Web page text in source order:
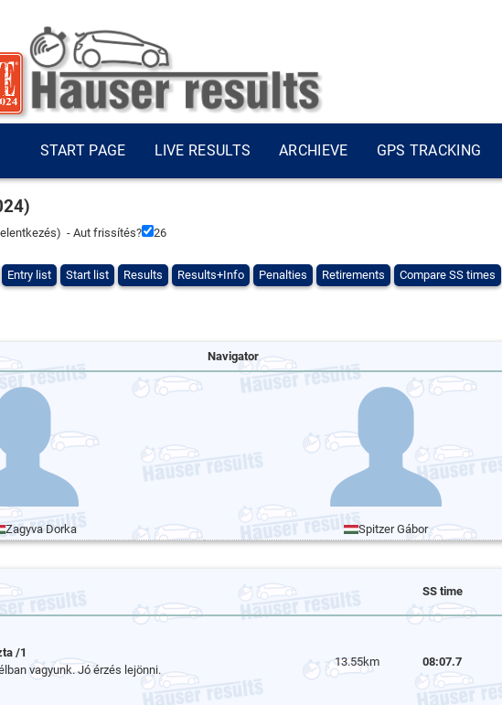
START PAGE LIVE RESULTS ARCHIEVE GPS TRACKING
) - Aut frissítés? 25
Entry list Start list Results Results+Info Penalties Retirements Compare SS times
Navigator
Zagyva Dorka Spitzer Gábor
SS time
/1
vagyunk. Jó érzés lejönni.
13.55km 08:07.7